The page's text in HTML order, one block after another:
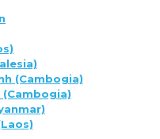
(Cambogia)
(Cambogia)